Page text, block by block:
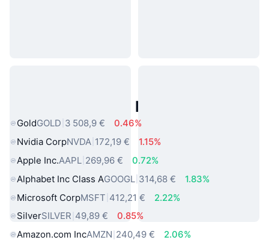
Actifs du Monde Réel Populaires
GoldGOLD 3 508,9 €
0.46%
Nvidia CorpNVDA 172,19 €
1.15%
Apple Inc.AAPL 269,96 €
0.72%
Alphabet Inc Class AGOOGL 314,68 €
1.83%
Microsoft CorpMSFT 412,21 €
2.22%
SilverSILVER 49,89 €
0.85%
Amazon.com IncAMZN 240,49 €
2.06%